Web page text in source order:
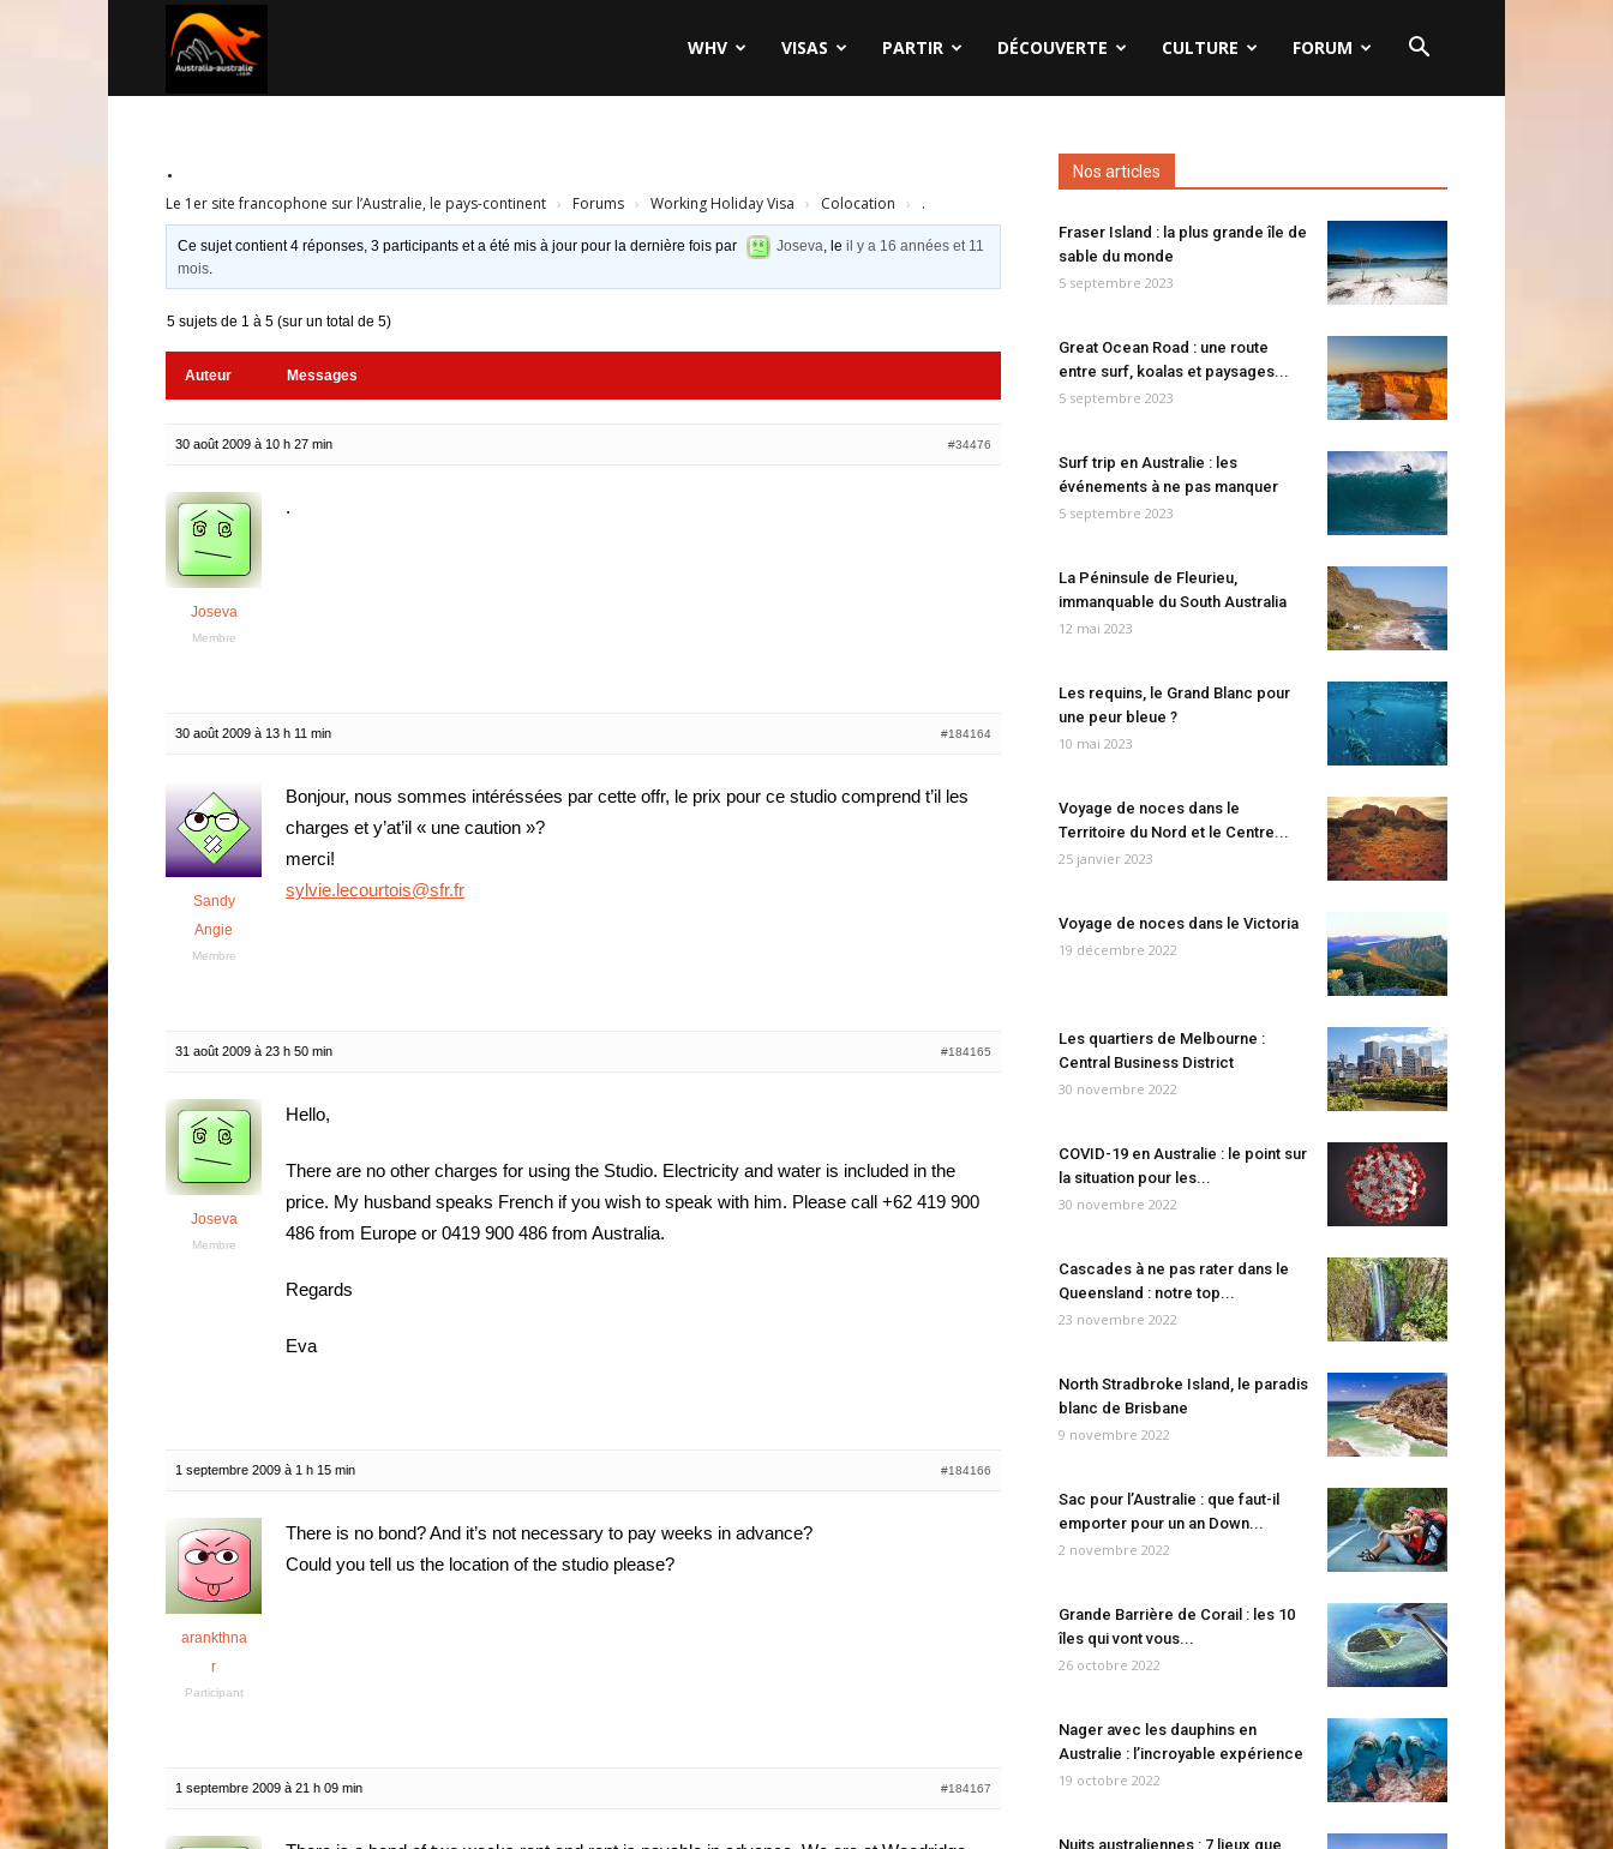
WHV VISAS PARTIR DÉCOUVERTE CULTURE FORUM
.
Le 1er site francophone sur l’Australie, le pays-continent › Forums › Working Holiday Visa › Colocation › .
Ce sujet contient 4 réponses, 3 participants et a été mis à jour pour la dernière fois par Joseva, leil y a 16 années et 11
mois.
5 sujets de 1 à 5 (sur un total de 5)
Auteur Messages
30 août 2009 à 10 h 27 min #34476
Joseva
Membre
.
30 août 2009 à 13 h 11 min #184164
Sandy
Angie
Membre
Bonjour, nous sommes intéréssées par cette offr, le prix pour ce studio comprend t’il les
charges et y’at’il « une caution »?
merci!
sylvie.lecourtois@sfr.fr
31 août 2009 à 23 h 50 min #184165
Joseva
Membre
Hello,
There are no other charges for using the Studio. Electricity and water is included in the
price. My husband speaks French if you wish to speak with him. Please call +62 419 900
486 from Europe or 0419 900 486 from Australia.
Regards
Eva
1 septembre 2009 à 1 h 15 min #184166
arankthna
r
Participant
There is no bond? And it’s not necessary to pay weeks in advance?
Could you tell us the location of the studio please?
1 septembre 2009 à 21 h 09 min #184167
Nos articles
Fraser Island : la plus grande île de
sable du monde
5 septembre 2023
Great Ocean Road : une route
entre surf, koalas et paysages...
5 septembre 2023
Surf trip en Australie : les
événements à ne pas manquer
5 septembre 2023
La Péninsule de Fleurieu,
immanquable du South Australia
12 mai 2023
Les requins, le Grand Blanc pour
une peur bleue ?
10 mai 2023
Voyage de noces dans le
Territoire du Nord et le Centre...
25 janvier 2023
Voyage de noces dans le Victoria
19 décembre 2022
Les quartiers de Melbourne :
Central Business District
30 novembre 2022
COVID-19 en Australie : le point sur
la situation pour les...
30 novembre 2022
Cascades à ne pas rater dans le
Queensland : notre top...
23 novembre 2022
North Stradbroke Island, le paradis
blanc de Brisbane
9 novembre 2022
Sac pour l’Australie : que faut-il
emporter pour un an Down...
2 novembre 2022
Grande Barrière de Corail : les 10
îles qui vont vous...
26 octobre 2022
Nager avec les dauphins en
Australie : l’incroyable expérience
19 octobre 2022
Nuits australiennes : 7 lieux que